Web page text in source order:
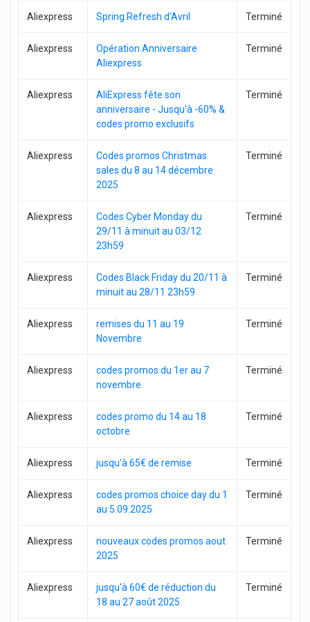
Aliexpress Spring Refresh d'Avril Terminé
Aliexpress
Opération Anniversaire
Aliexpress
Terminé
Aliexpress
AliExpress fête son
anniversaire - Jusqu'à -60% &
codes promo exclusifs
Terminé
Aliexpress
Codes promos Christmas
sales du 8 au 14 décembre
2025
Terminé
Aliexpress
Codes Cyber Monday du
29/11 à minuit au 03/12
23h59
Terminé
Aliexpress
Codes Black Friday du 20/11 à
minuit au 28/11 23h59
Terminé
Aliexpress
remises du 11 au 19
Novembre
Terminé
Aliexpress
codes promos du 1er au 7
novembre
Terminé
Aliexpress
codes promo du 14 au 18
octobre
Terminé
Aliexpress jusqu'à 65€ de remise Terminé
Aliexpress
codes promos choice day du 1
au 5.09.2025
Terminé
Aliexpress
nouveaux codes promos aout
2025
Terminé
Aliexpress
jusqu'à 60€ de réduction du
18 au 27 août 2025
Terminé